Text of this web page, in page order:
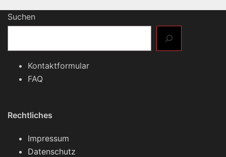
Suchen
Kontaktformular
FAQ
Rechtliches
Impressum
Datenschutz